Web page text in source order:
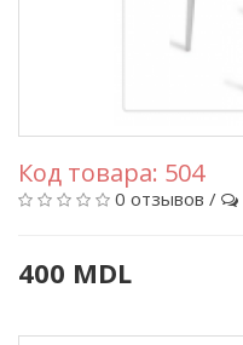
Код товара: 504
0 отзывов /
400 MDL